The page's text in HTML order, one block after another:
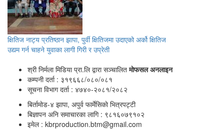
क्षितिज नाट्य प्रतिष्ठान झापा, पुर्वी क्षितिजमा उदाएको अर्को क्षितिज
उद्यम गर्न चाहने युवाका लागी गिरी र उप्रेती
श्री निर्मला मिडिया प्रा.लि द्वारा सञ्चालितमाेफसल अनलाइन
कम्पनी दर्ता : ३१९६६८/०८०/०८१
सूचना विभाग दर्ता : ४७४०-२०८१/२०८२
बिर्तामाेड-४ झापा, अपुर्व फार्मेसिकाे भित्रपट्टी
बिज्ञापन अनि समाचारका लागि : ९८१६०७९१०२
इमेल : kbrproduction.btm@gmail.com